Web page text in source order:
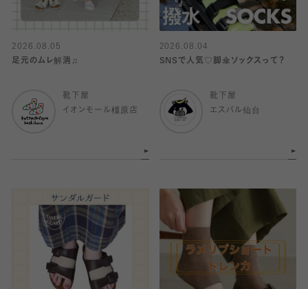
2026.08.05
足元のムレ解消♫
靴下屋
イオンモール橿原店
2026.08.04
SNSで人気♡脚傘ソックスって？
靴下屋
エスパル仙台